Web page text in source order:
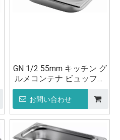
GN 1/2 55mm キッチン グ
ルメコンテナ ビュッフェ
ポット
お問い合わせ